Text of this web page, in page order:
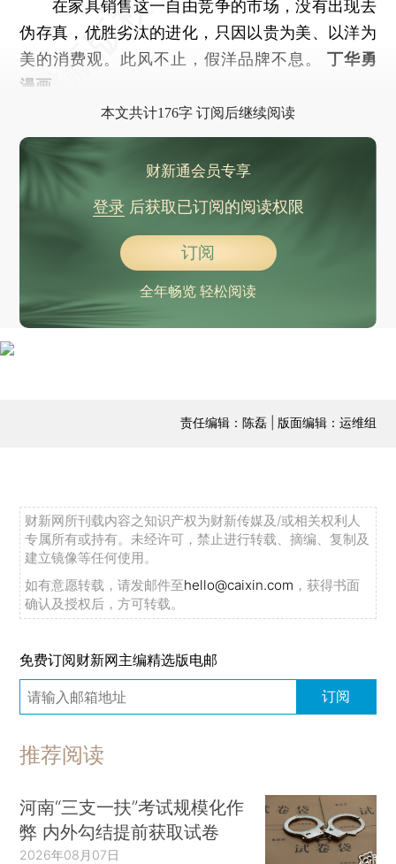
在家具销售这一自由竞争的市场，没有出现去
伪存真，优胜劣汰的进化，只因以贵为美、以洋为
美的消费观。此风不止，假洋品牌不息。 丁华勇
漫画
本文共计176字 订阅后继续阅读
财新通会员专享
登录后获取已订阅的阅读权限
订阅
全年畅览 轻松阅读
责任编辑：陈磊 | 版面编辑：运维组
财新网所刊载内容之知识产权为财新传媒及/或相关权利人
专属所有或持有。未经许可，禁止进行转载、摘编、复制及
建立镜像等任何使用。
如有意愿转载，请发邮件至hello@caixin.com ，获得书面
确认及授权后，方可转载。
免费订阅财新网主编精选版电邮
订阅
推荐阅读
河南“三支一扶”考试规模化作
弊 内外勾结提前获取试卷
2026年08月07日